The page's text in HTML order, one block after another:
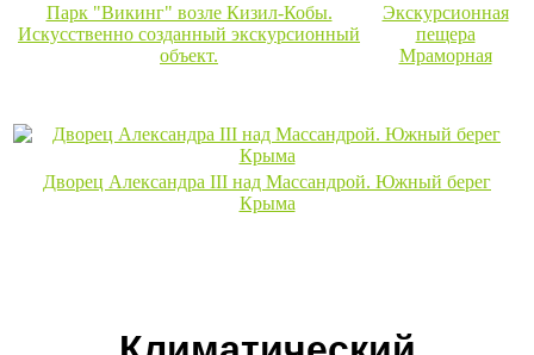
Парк "Викинг" возле Кизил-Кобы.
Искусственно созданный экскурсионный
объект.
Экскурсионная
пещера
Мраморная
Дворец Александра III над Массандрой. Южный берег
Крыма